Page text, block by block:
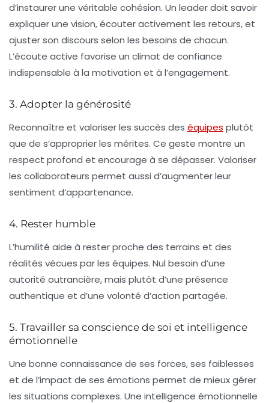
d’instaurer une véritable cohésion. Un leader doit savoir
expliquer une vision, écouter activement les retours, et
ajuster son discours selon les besoins de chacun.
L’écoute active favorise un climat de confiance
indispensable à la motivation et à l’engagement.
3. Adopter la générosité
Reconnaître et valoriser les succès des équipes plutôt
que de s’approprier les mérites. Ce geste montre un
respect profond et encourage à se dépasser. Valoriser
les collaborateurs permet aussi d’augmenter leur
sentiment d’appartenance.
4. Rester humble
L’humilité aide à rester proche des terrains et des
réalités vécues par les équipes. Nul besoin d’une
autorité outrancière, mais plutôt d’une présence
authentique et d’une volonté d’action partagée.
5. Travailler sa conscience de soi et intelligence
émotionnelle
Une bonne connaissance de ses forces, ses faiblesses
et de l’impact de ses émotions permet de mieux gérer
les situations complexes. Une intelligence émotionnelle